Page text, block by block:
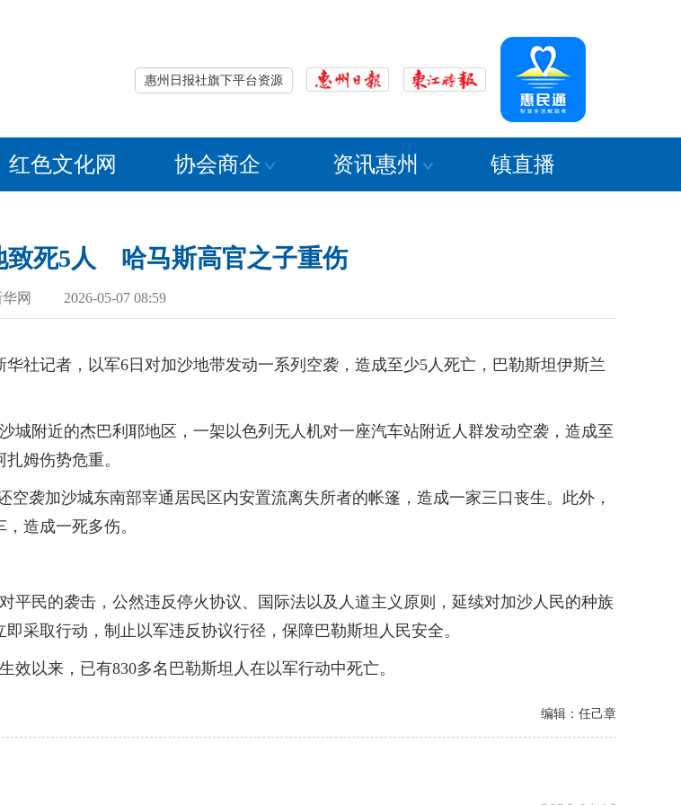
惠州日报社旗下平台资源
红色文化网 协会商企 资讯惠州 镇直播
致死5人 哈马斯高官之子重伤
华网 2026-05-07 08:59
记者，以军6日对加沙地带发动一系列空袭，造成至少5人死亡，巴勒斯坦伊斯兰
附近的杰巴利耶地区，一架以色列无人机对一座汽车站附近人群发动空袭，造成至
姆伤势危重。
袭加沙城东南部宰通居民区内安置流离失所者的帐篷，造成一家三口丧生。此外，
造成一死多伤。
民的袭击，公然违反停火协议、国际法以及人道主义原则，延续对加沙人民的种族
采取行动，制止以军违反协议行径，保障巴勒斯坦人民安全。
以来，已有830多名巴勒斯坦人在以军行动中死亡。
编辑：任己章